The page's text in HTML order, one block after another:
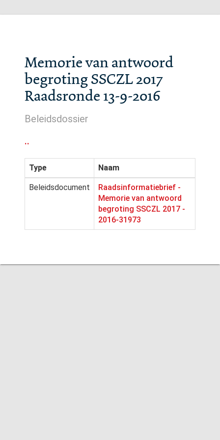
Memorie van antwoord
begroting SSCZL 2017
Raadsronde 13-9-2016
Beleidsdossier
..
Type Naam
Beleidsdocument
Raadsinformatiebrief -
Memorie van antwoord
begroting SSCZL 2017 -
2016-31973